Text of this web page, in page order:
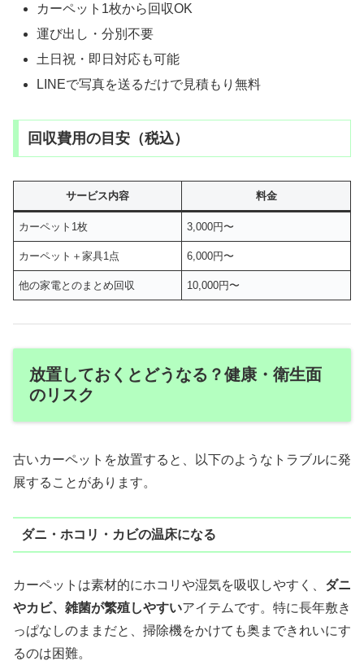
カーペット1枚から回収OK
運び出し・分別不要
土日祝・即日対応も可能
LINEで写真を送るだけで見積もり無料
回収費用の目安（税込）
サービス内容 料金
カーペット1枚 3,000円〜
カーペット＋家具1点 6,000円〜
他の家電とのまとめ回収 10,000円〜
放置しておくとどうなる？健康・衛生面
のリスク
古いカーペットを放置すると、以下のようなトラブルに発
展することがあります。
ダニ・ホコリ・カビの温床になる
カーペットは素材的にホコリや湿気を吸収しやすく、 ダニ
やカビ、雑菌が繁殖しやすいアイテムです。特に長年敷き
っぱなしのままだと、掃除機をかけても奥まできれいにす
るのは困難。